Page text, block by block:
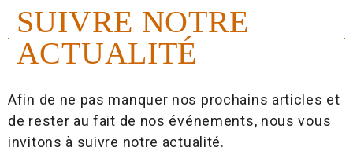
SUIVRE NOTRE
ACTUALITÉ
Afin de ne pas manquer nos prochains articles et
de rester au fait de nos événements, nous vous
invitons à suivre notre actualité.